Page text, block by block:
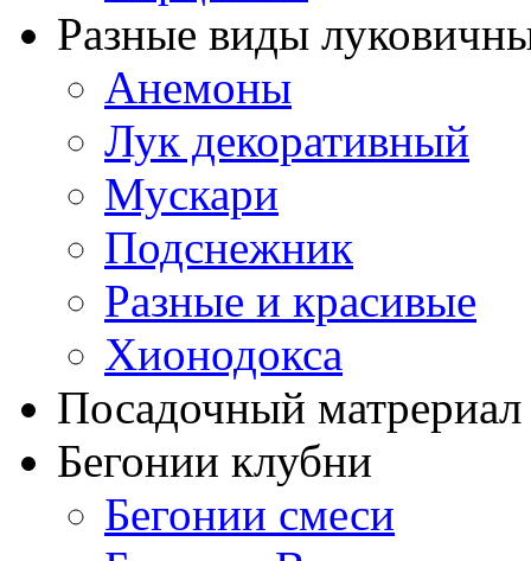
Разные виды
Анемоны
Лук декоративный
Мускари
Подснежник
Разные и красивые
Хионодокса
Посадочный матрериал
Бегонии клубни
Бегонии смеси